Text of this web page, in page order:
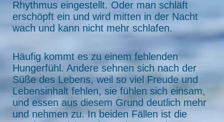
Rhythmus eingestellt. Oder man schläft
erschöpft ein und wird mitten in der Nacht
wach und kann nicht mehr schlafen.
Häufig kommt es zu einem fehlenden
Hungerfühl. Andere sehnen sich nach der
Süße des Lebens, weil so viel Freude und
Lebensinhalt fehlen, sie fühlen sich einsam,
und essen aus diesem Grund deutlich mehr
und nehmen zu. In beiden Fällen ist die